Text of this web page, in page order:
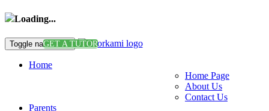
Loading...
Toggle navigationGET A TUTOR
Home
Home Page
About Us
Contact Us
Parents